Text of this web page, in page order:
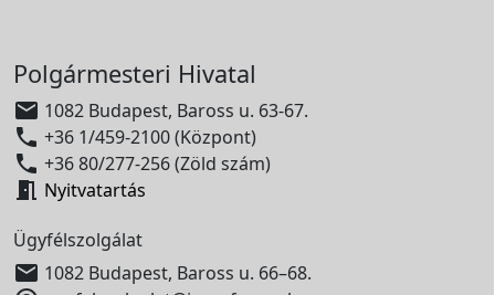
Polgármesteri Hivatal
 1082 Budapest, Baross u. 63-67.
 +36 1/459-2100 (Központ)
 +36 80/277-256 (Zöld szám)
 Nyitvatartás
Ügyfélszolgálat
 1082 Budapest, Baross u. 66–68.